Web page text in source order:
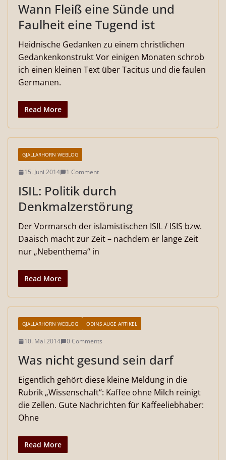
Wann Fleiß eine Sünde und
Faulheit eine Tugend ist
Heidnische Gedanken zu einem christlichen
Gedankenkonstrukt Vor einigen Monaten schrob
ich einen kleinen Text über Tacitus und die faulen
Germanen.
Read More
GJALLARHORN WEBLOG
15. Juni 2014 1 Comment
ISIL: Politik durch
Denkmalzerstörung
Der Vormarsch der islamistischen ISIL / ISIS bzw.
Daaisch macht zur Zeit – nachdem er lange Zeit
nur „Nebenthema“ in
Read More
GJALLARHORN WEBLOG ODINS AUGE ARTIKEL
10. Mai 2014 0 Comments
Was nicht gesund sein darf
Eigentlich gehört diese kleine Meldung in die
Rubrik „Wissenschaft“: Kaffee ohne Milch reinigt
die Zellen. Gute Nachrichten für Kaffeeliebhaber:
Ohne
Read More